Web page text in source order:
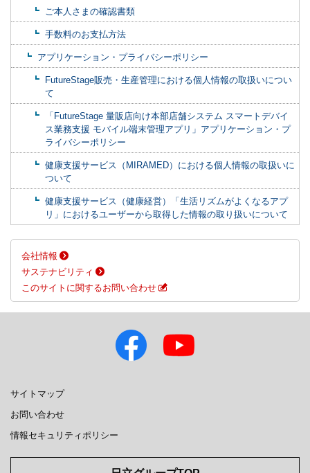
ご本人さまの確認書類
手数料のお支払方法
アプリケーション・プライバシーポリシー
FutureStage販売・生産管理における個人情報の取扱いについ
て
「FutureStage 量販店向け本部店舗システム スマートデバイ
ス業務支援 モバイル端末管理アプリ」アプリケーション・プ
ライバシーポリシー
健康支援サービス（MIRAMED）における個人情報の取扱いに
ついて
健康支援サービス（健康経営）「生活リズムがよくなるアプ
リ」におけるユーザーから取得した情報の取り扱いについて
会社情報
サステナビリティ
このサイトに関するお問い合わせ
サイトマップ
お問い合わせ
情報セキュリティポリシー